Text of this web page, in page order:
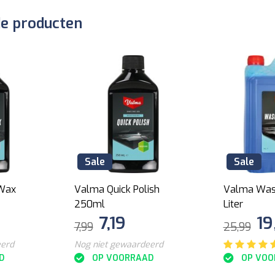
producten
Sale
Valma Quick Polish
250ml
7,99 7,19
Nog niet gewaardeerd
OP VOORRAAD
Sale
Valma
Liter
25,99
OP